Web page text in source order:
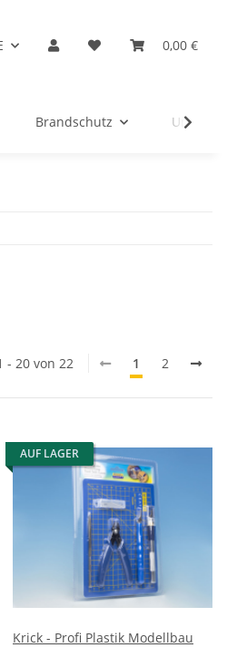
0,00 €
Brandschutz
- 20 von 22 1 2
AUF LAGER
Krick - Profi Plastik Modellbau